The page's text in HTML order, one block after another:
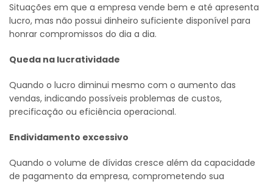
Situações em que a empresa vende bem e até apresenta
lucro, mas não possui dinheiro suficiente disponível para
honrar compromissos do dia a dia.
Queda na lucratividade
Quando o lucro diminui mesmo com o aumento das
vendas, indicando possíveis problemas de custos,
precificação ou eficiência operacional.
Endividamento excessivo
Quando o volume de dívidas cresce além da capacidade
de pagamento da empresa, comprometendo sua